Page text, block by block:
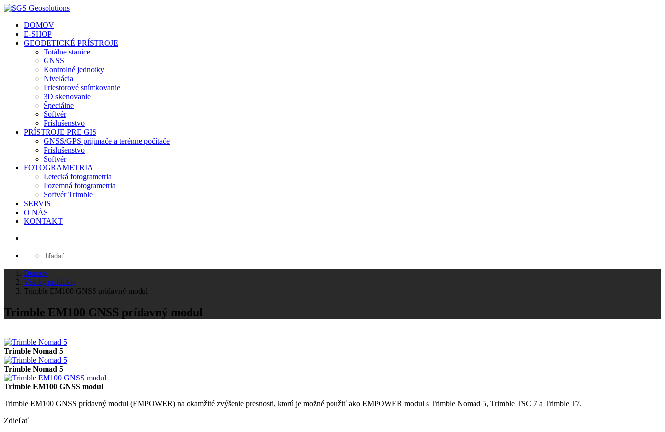
DOMOV
E-SHOP
GEODETICKÉ PRÍSTROJE
Totálne stanice
GNSS
Kontrolné jednotky
Nivelácia
Priestorové snímkovanie
3D skenovanie
Špeciálne
Softvér
Príslušenstvo
PRÍSTROJE PRE GIS
GNSS/GPS prijímače a terénne počítače
Príslušenstvo
Softvér
FOTOGRAMETRIA
Letecká fotogrametria
Pozemná fotogrametria
Softvér Trimble
SERVIS
O NÁS
KONTAKT
Domov
Všetky produkty
Trimble EM100 GNSS prídavný modul
Trimble EM100 GNSS prídavný modul
Trimble Nomad 5
Trimble Nomad 5
Trimble EM100 GNSS modul
Trimble EM100 GNSS prídavný modul (EMPOWER) na okamžité zvýšenie presnosti, ktorú je možné použiť ako EMPOWER modul s Trimble Nomad 5, Trimble TSC 7 a Trimble T7.
Zdieľať